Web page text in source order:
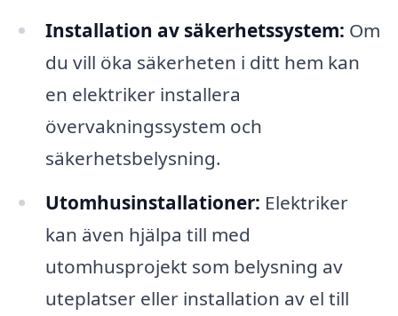
Installation av säkerhetssystem: Om
du vill öka säkerheten i ditt hem kan
en elektriker installera
övervakningssystem och
säkerhetsbelysning.
Utomhusinstallationer: Elektriker
kan även hjälpa till med
utomhusprojekt som belysning av
uteplatser eller installation av el till